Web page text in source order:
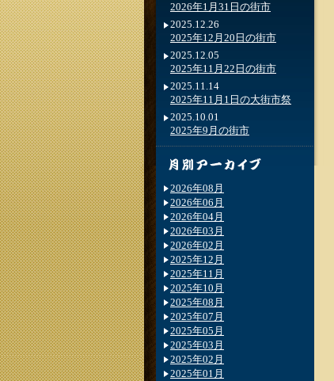
2026年1月31日の街市
2025.12.26
2025年12月20日の街市
2025.12.05
2025年11月22日の街市
2025.11.14
2025年11月1日の大街市祭
2025.10.01
2025年9月の街市
2026年08月
2026年06月
2026年04月
2026年03月
2026年02月
2025年12月
2025年11月
2025年10月
2025年08月
2025年07月
2025年05月
2025年03月
2025年02月
2025年01月